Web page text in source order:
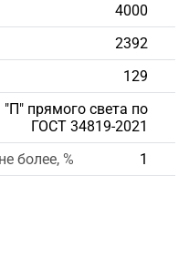
4000
2392
129
"П" прямого света по
ГОСТ 34819-2021
более, %
1